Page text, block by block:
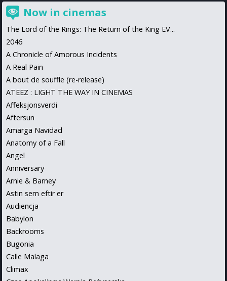
Now in cinemas
The Lord of the Rings: The Return of the King EV...
2046
A Chronicle of Amorous Incidents
A Real Pain
A bout de souffle (re-release)
ATEEZ : LIGHT THE WAY IN CINEMAS
Affeksjonsverdi
Aftersun
Amarga Navidad
Anatomy of a Fall
Angel
Anniversary
Arnie & Barney
Astin sem eftir er
Audiencja
Babylon
Backrooms
Bugonia
Calle Malaga
Climax